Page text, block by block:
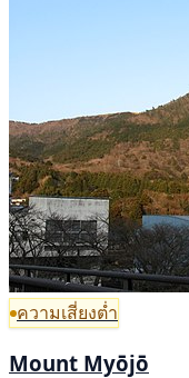
ความเสี่ยงต่ำ
Mount Myōjō